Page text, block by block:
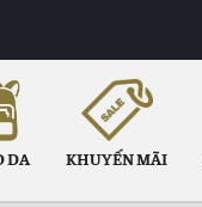
DA KHUYẾN MÃI